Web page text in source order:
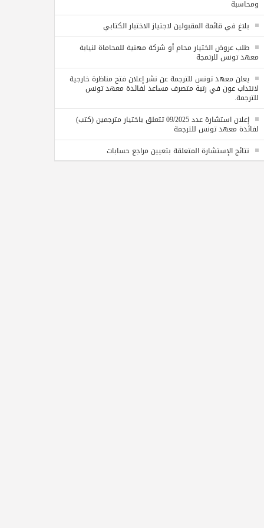
ومحاسبة
بلاغ في قائمة المقبولين لاجتياز الاختبار الكتابي
طلب عروض الختيار محام أو شركة مهنية للمحاماة لنيابة
معهد تونس للرتمجة
يعلن معهد تونس للترجمة عن نشر إعلان فتح مناظرة خارجية
لانتداب عون في رتبة متصرف مساعد لفائدة معهد تونس
للترجمة.
إعلان استشارة عدد 09/2025 تتعلق باختيار مترجمين (كتب)
لفائدة معهد تونس للترجمة
نتائج الإستشارة المتعلقة بتعيين مراجع حسابات